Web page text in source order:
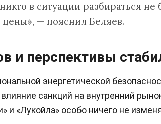
в ситуации разбираться не
— пояснил Беляев.
и перспективы
энергетической
санкций на внутренний
и «Лукойла» особо ничего не